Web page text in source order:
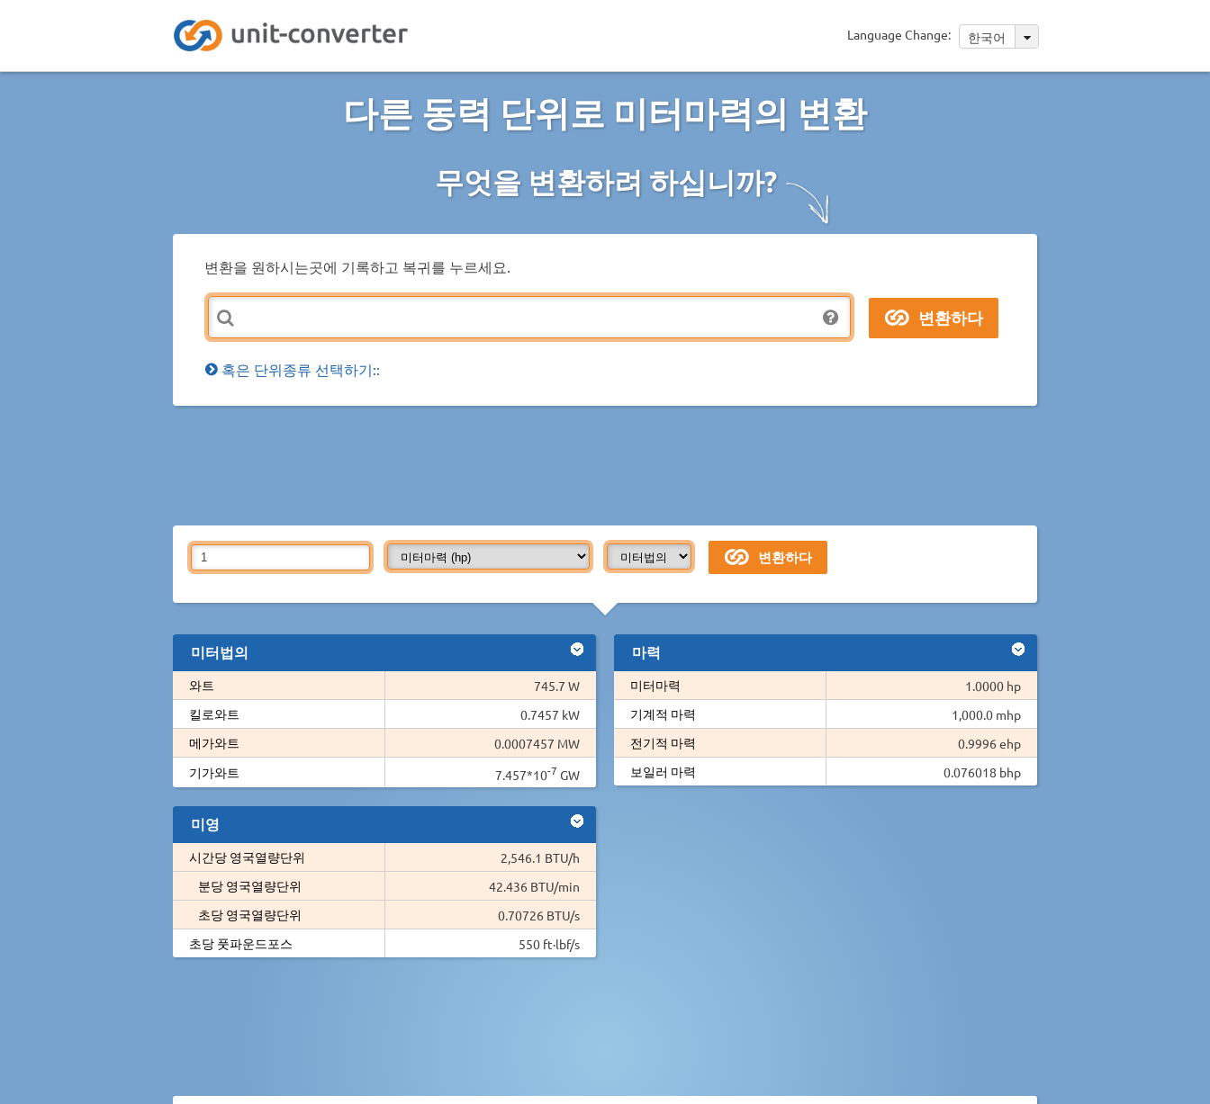
Language Change: 한국어
다른 동력 단위로 미터마력의 변환
무엇을 변환하려 하십니까?
변환을 원하시는곳에 기록하고 복귀를 누르세요.
혹은 단위종류 선택하기::
미터법의
와트
745.7 W
킬로와트
0.7457 kW
메가와트
0.0007457 MW
기가와트
7.457*10-7 GW
미영
시간당 영국열량단위
2,546.1 BTU/h
분당 영국열량단위
42.436 BTU/min
초당 영국열량단위
0.70726 BTU/s
초당 풋파운드포스
550 ft·lbf/s
마력
미터마력
1.0000 hp
기계적 마력
1,000.0 mhp
전기적 마력
0.9996 ehp
보일러 마력
0.076018 bhp